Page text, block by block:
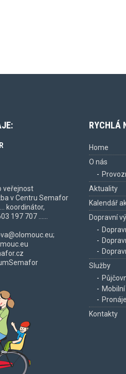
veřejnost
v Centru Semafor
koordinátor,
197 707 ......
RYCHLÁ
Home
O nás
Aktuality
Kalendář
Dopravní
Služby
Kontakty